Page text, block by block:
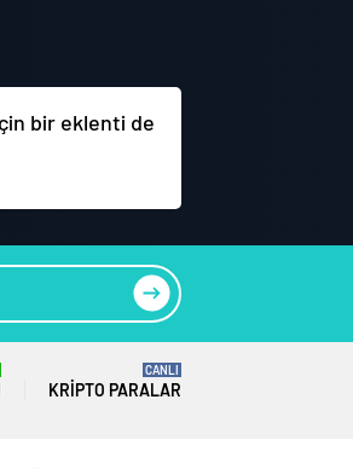
bir eklenti de
KRIPTO PARALAR
CANLI